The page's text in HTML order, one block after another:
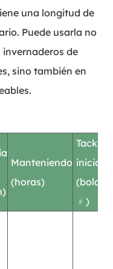
una longitud de
Puede usarla no
de
sino también en
Manteniendo
(horas)
Tack
inicial
(bola
﹟)